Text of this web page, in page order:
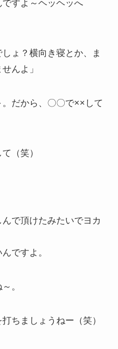
すよ～ヘッヘッへ
ょ？横向き寝とか、ま
んよ」
だから、〇〇で××して
（笑）
で頂けたみたいでヨカ
ですよ。
。
ちましょうねー（笑）